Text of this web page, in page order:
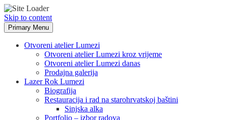
Skip to content
Primary Menu
Otvoreni atelier Lumezi
Otvoreni atelier Lumezi kroz vrijeme
Otvoreni atelier Lumezi danas
Prodajna galerija
Lazer Rok Lumezi
Biografija
Restauracija i rad na starohrvatskoj baštini
Sinjska alka
Portfolio – izbor radova